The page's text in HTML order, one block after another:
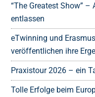
“The Greatest Show”
entlassen
eTwinning und
veröffentlichen ihre
Praxistour 2026 – ein
Tolle Erfolge beim